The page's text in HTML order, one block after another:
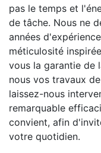
pas le temps et
de tâche. Nous ne
années
méticulosité
vous la garantie de
nous vos travaux
laissez-nous
remarquable
convient, afin
votre quotidien.